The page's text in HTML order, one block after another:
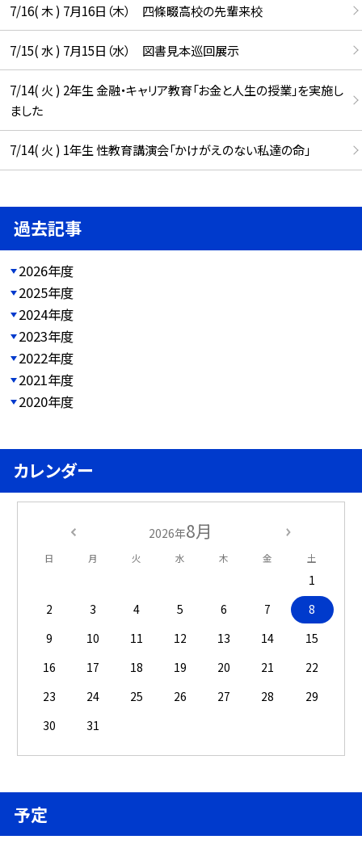
7/16( 木 ) 7月16日（木） 四條畷高校の先輩来校
7/15( 水 ) 7月15日（水） 図書見本巡回展示
7/14( 火 ) 2年生 金融・キャリア教育「お金と人生の授業」を実施し
ました
7/14( 火 ) 1年生 性教育講演会「かけがえのない私達の命」
過去記事
2026年度
2025年度
2024年度
2023年度
2022年度
2021年度
2020年度
カレンダー
2026年8月
日 月 火 水 木 金 土
1
2
3 4 5 6 7
8
9
10 11 12 13 14
15
16
17 18 19 20 21
22
23
24 25 26 27 28
29
30
31
予定